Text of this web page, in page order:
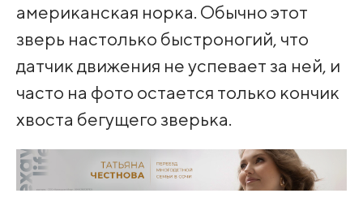
американская норка. Обычно этот
зверь настолько быстроногий, что
датчик движения не успевает за ней, и
часто на фото остается только кончик
хвоста бегущего зверька.